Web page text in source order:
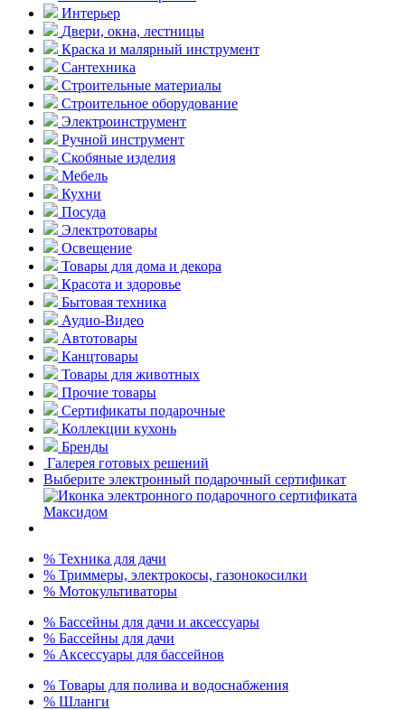
Интерьер
Двери, окна, лестницы
Краска и малярный инструмент
Сантехника
Строительные материалы
Строительное оборудование
Электроинструмент
Ручной инструмент
Скобяные изделия
Мебель
Кухни
Посуда
Электротовары
Освещение
Товары для дома и декора
Красота и здоровье
Бытовая техника
Аудио-Видео
Автотовары
Канцтовары
Товары для животных
Прочие товары
Сертификаты подарочные
Коллекции кухонь
Бренды
Галерея готовых решений
Выберите электронный подарочный сертификат
% Техника для дачи
% Триммеры, электрокосы, газонокосилки
% Мотокультиваторы
% Бассейны для дачи и аксессуары
% Бассейны для дачи
% Аксессуары для бассейнов
% Товары для полива и водоснабжения
% Шланги